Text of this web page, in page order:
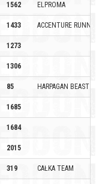
1562 ELPROMA
1433 ACCENTURE
1273
1306
85 HARPAGAN BEAST
1685
1684
2015
319 CAŁKA TEAM